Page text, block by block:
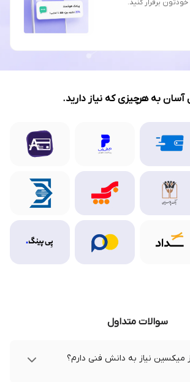
برقرار کنید.
آسان به هرچیزی که نیاز دارید.
سوالات متداول
از میکسین نیاز به دانش فنی دارم؟